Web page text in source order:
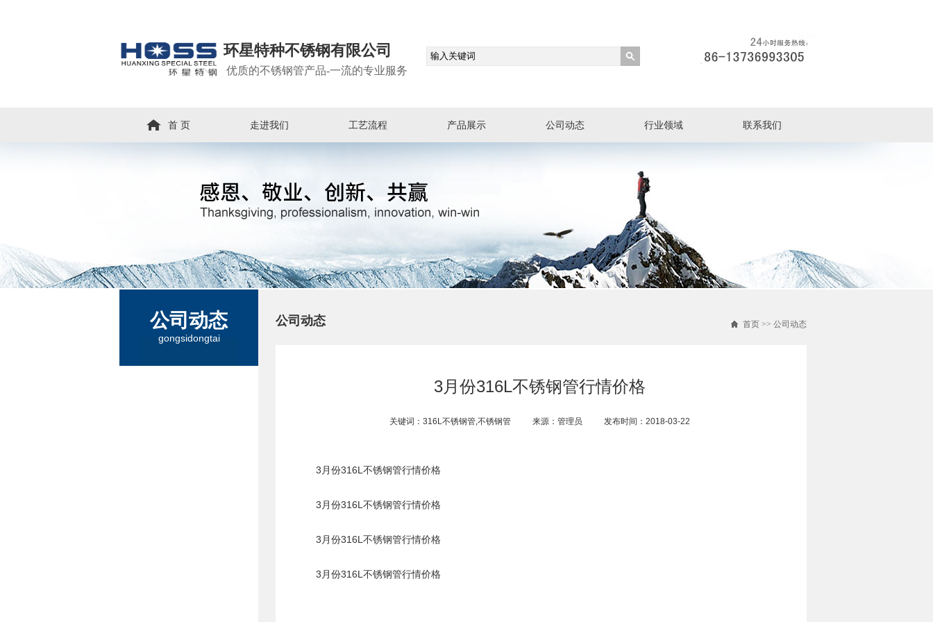
环星特种不锈钢有限公司
优质的不锈钢管产品-一流的专业服务
首 页 走进我们 工艺流程 产品展示 公司动态 行业领域 联系我们
公司动态
gongsidongtai
公司动态 首页 >> 公司动态
3月份316L不锈钢管行情价格
关键词：316L不锈钢管,不锈钢管 来源：管理员 发布时间：2018-03-22
3月份316L不锈钢管行情价格
3月份316L不锈钢管行情价格
3月份316L不锈钢管行情价格
3月份316L不锈钢管行情价格